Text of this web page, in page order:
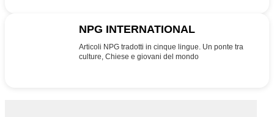
NPG INTERNATIONAL
Articoli NPG tradotti in cinque lingue. Un ponte tra
culture, Chiese e giovani del mondo